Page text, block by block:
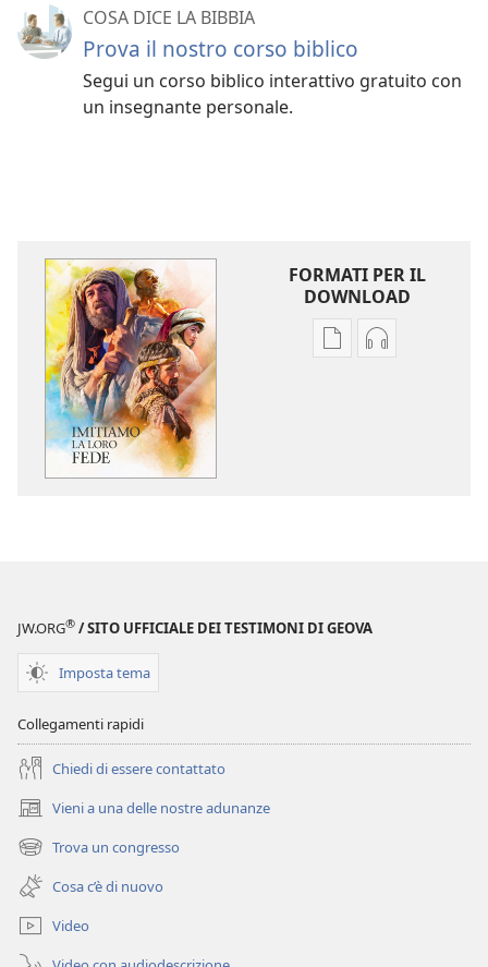
COSA DICE LA BIBBIA
Prova il nostro corso biblico
Segui un corso biblico interattivo gratuito con
un insegnante personale.
FORMATI PER IL
DOWNLOAD
OpzioniOpzioni
JW.ORG® / SITO UFFICIALE DEI TESTIMONI DI GEOVA
Imposta tema
Collegamenti rapidi
Chiedi di essere contattato
Vieni a una delle nostre adunanze
(apre
una
nuova
finestra)
Trova un congresso
(apre
una
nuova
finestra)
Cosa c’è di nuovo
Video